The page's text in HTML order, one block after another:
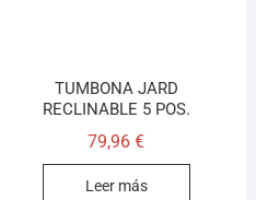
TUMBONA JARD
RECLINABLE 5 POS.
79,96€
Leer más